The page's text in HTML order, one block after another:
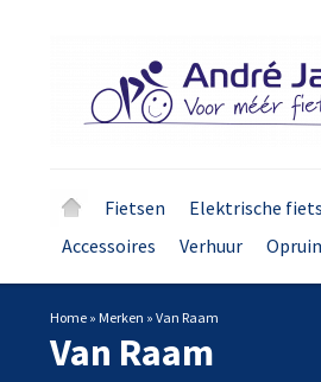
Fietsen Elektrische
Accessoires
Verhuur
Home » Merken » Van Raam
Van Raam